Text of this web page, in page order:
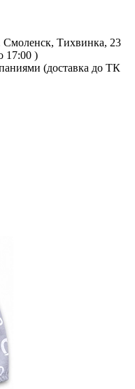
Смоленск, Тихвинка, 23
17:00 )
(доставка до ТК